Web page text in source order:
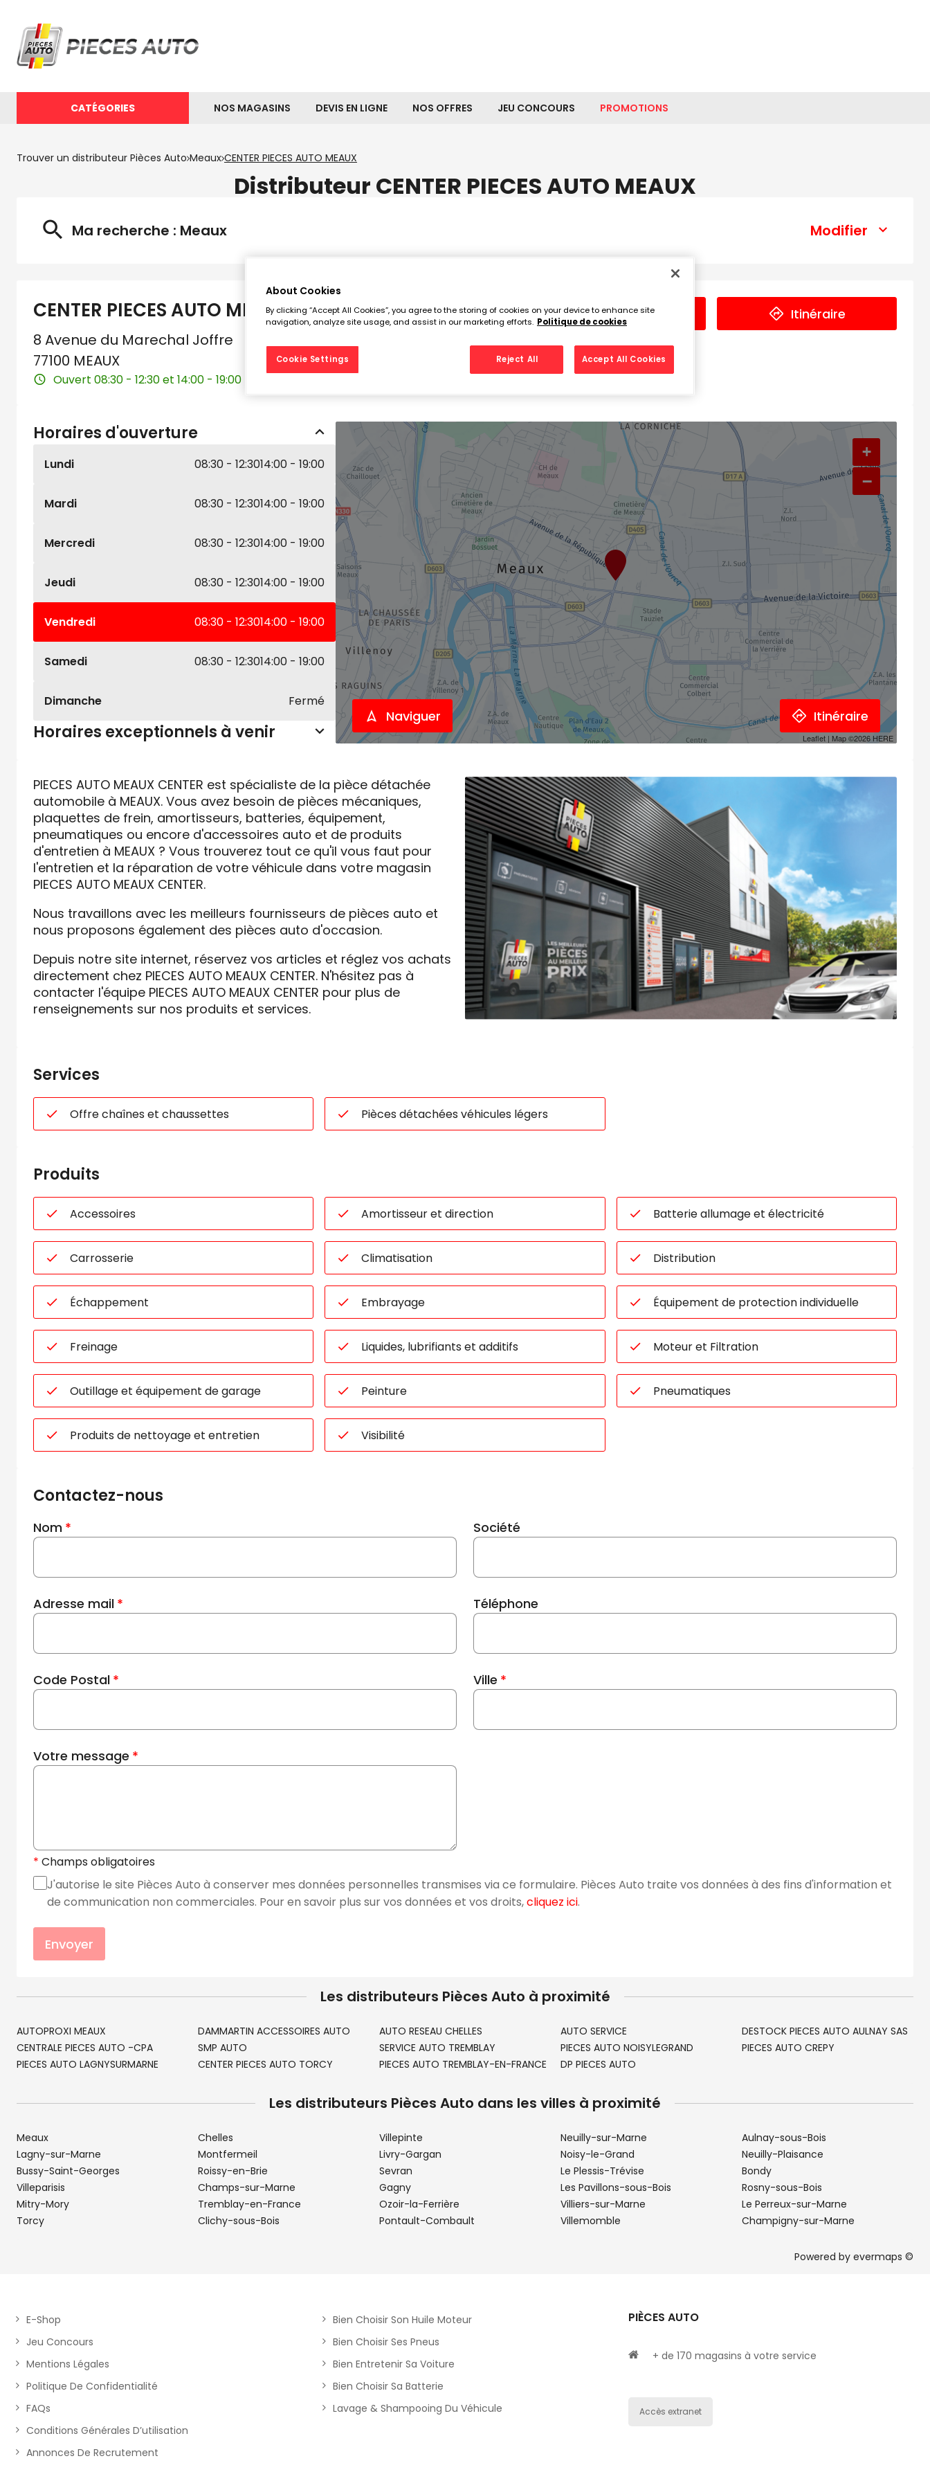
CATÉGORIES NOS MAGASINS DEVIS EN LIGNE NOS OFFRES JEU CONCOURS PROMOTIONS
Trouver un distributeur Pièces Auto Meaux CENTER PIECES AUTO MEAUX
Distributeur CENTER PIECES AUTO MEAUX
Ma recherche : Meaux Modifier
CENTER PIECES AUTO MEAUX
8 Avenue du Marechal Joffre
77100 MEAUX
Ouvert 08:30 - 12:30 et 14:00 - 19:00
Téléphone Itinéraire
Horaires d'ouverture
Lundi 08:30 - 12:3014:00 - 19:00
Mardi 08:30 - 12:3014:00 - 19:00
Mercredi 08:30 - 12:3014:00 - 19:00
Jeudi 08:30 - 12:3014:00 - 19:00
Vendredi 08:30 - 12:3014:00 - 19:00
Samedi 08:30 - 12:3014:00 - 19:00
Dimanche Fermé
Horaires exceptionnels à venir
+
−
Leaflet | Map ©2026 HERE
Naviguer Itinéraire
PIECES AUTO MEAUX CENTER est spécialiste de la pièce détachée
automobile à MEAUX. Vous avez besoin de pièces mécaniques,
plaquettes de frein, amortisseurs, batteries, équipement,
pneumatiques ou encore d'accessoires auto et de produits
d'entretien à MEAUX ? Vous trouverez tout ce qu'il vous faut pour
l'entretien et la réparation de votre véhicule dans votre magasin
PIECES AUTO MEAUX CENTER.
Nous travaillons avec les meilleurs fournisseurs de pièces auto et
nous proposons également des pièces auto d'occasion.
Depuis notre site internet, réservez vos articles et réglez vos achats
directement chez PIECES AUTO MEAUX CENTER. N'hésitez pas à
contacter l'équipe PIECES AUTO MEAUX CENTER pour plus de
renseignements sur nos produits et services.
Services
Offre chaînes et chaussettes Pièces détachées véhicules légers
Produits
Accessoires Amortisseur et direction Batterie allumage et électricité
Carrosserie Climatisation Distribution
Échappement Embrayage Équipement de protection individuelle
Freinage Liquides, lubrifiants et additifs Moteur et Filtration
Outillage et équipement de garage Peinture Pneumatiques
Produits de nettoyage et entretien Visibilité
Contactez-nous
Nom Société
Adresse mail Téléphone
Code Postal Ville
Votre message
Champs obligatoires
J'autorise le site Pièces Auto à conserver mes données personnelles transmises via ce formulaire. Pièces Auto traite vos données à des fins d'information et
de communication non commerciales. Pour en savoir plus sur vos données et vos droits,cliquez ici.
Envoyer
Les distributeurs Pièces Auto à proximité
AUTOPROXI MEAUX
CENTRALE PIECES AUTO -CPA
PIECES AUTO LAGNYSURMARNE
DAMMARTIN ACCESSOIRES AUTO
SMP AUTO
CENTER PIECES AUTO TORCY
AUTO RESEAU CHELLES
SERVICE AUTO TREMBLAY
PIECES AUTO TREMBLAY-EN-FRANCE
AUTO SERVICE
PIECES AUTO NOISYLEGRAND
DP PIECES AUTO
DESTOCK PIECES AUTO AULNAY SAS
PIECES AUTO CREPY
Les distributeurs Pièces Auto dans les villes à proximité
Meaux
Lagny-sur-Marne
Bussy-Saint-Georges
Villeparisis
Mitry-Mory
Torcy
Chelles
Montfermeil
Roissy-en-Brie
Champs-sur-Marne
Tremblay-en-France
Clichy-sous-Bois
Villepinte
Livry-Gargan
Sevran
Gagny
Ozoir-la-Ferrière
Pontault-Combault
Neuilly-sur-Marne
Noisy-le-Grand
Le Plessis-Trévise
Les Pavillons-sous-Bois
Villiers-sur-Marne
Villemomble
Aulnay-sous-Bois
Neuilly-Plaisance
Bondy
Rosny-sous-Bois
Le Perreux-sur-Marne
Champigny-sur-Marne
Powered by evermaps ©
E-Shop
Jeu Concours
Mentions Légales
Politique De Confidentialité
FAQs
Conditions Générales D’utilisation
Annonces De Recrutement
Bien Choisir Son Huile Moteur
Bien Choisir Ses Pneus
Bien Entretenir Sa Voiture
Bien Choisir Sa Batterie
Lavage & Shampooing Du Véhicule
PIÈCES AUTO
+ de 170 magasins à votre service
Accès extranet
About Cookies
By clicking “Accept All Cookies”, you agree to the storing of cookies on your device to enhance site
navigation, analyze site usage, and assist in our marketing efforts. Politique de cookies
Reject All Accept All Cookies
Cookie Settings